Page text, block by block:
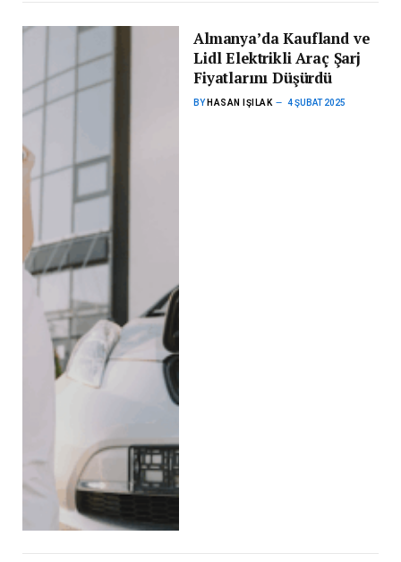
Almanya’da Kaufland ve
Lidl Elektrikli Araç Şarj
Fiyatlarını Düşürdü
BY HASAN IŞILAK 4 ŞUBAT 2025